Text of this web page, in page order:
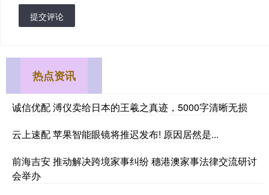
提交评论
热点资讯
诚信优配 溥仪卖给日本的王羲之真迹，5000字清晰无损
云上速配 苹果智能眼镜将推迟发布! 原因居然是...
前海吉安 推动解决跨境家事纠纷 穗港澳家事法律交流研讨
会举办